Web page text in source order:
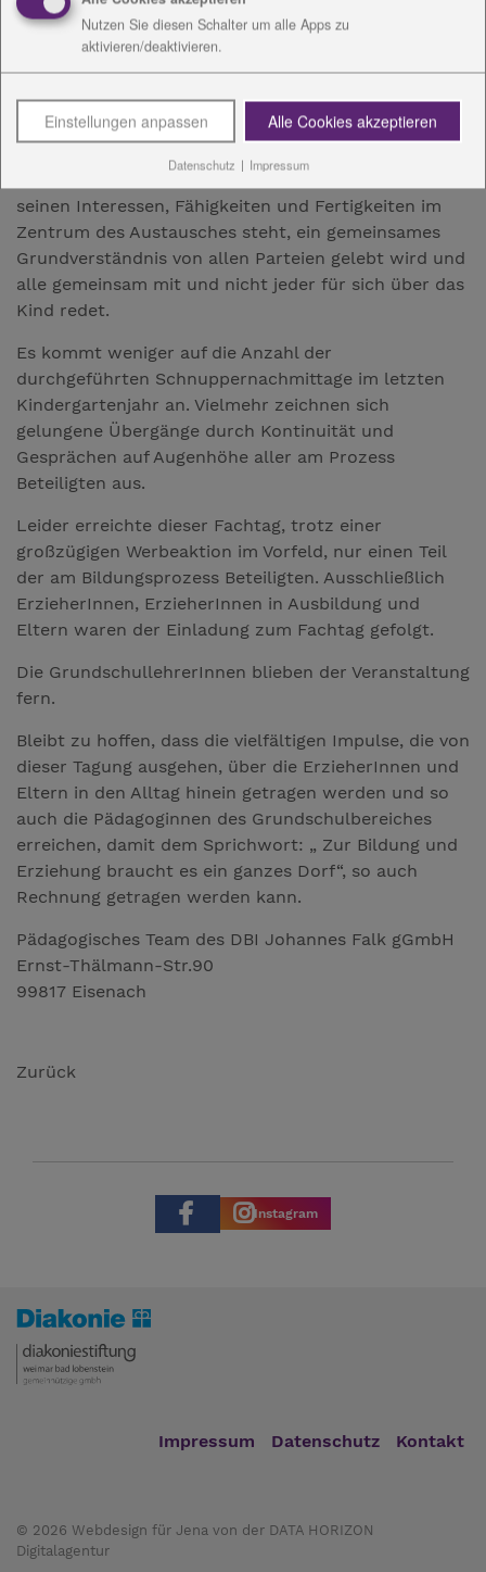
Schulen Thüringens. Daneben gab es in weiteren
Arbeitsgruppen den Austausch darüber, wie einen
kindgerechte Schule von heute aussehen kann, die
Rechnung trägt.
seinen Interessen, Fähigkeiten und Fertigkeiten im
Zentrum des Austausches steht, ein gemeinsames
Grundverständnis von allen Parteien gelebt wird und
alle gemeinsam mit und nicht jeder für sich über das
Kind redet.
Es kommt weniger auf die Anzahl der
durchgeführten Schnuppernachmittage im letzten
Kindergartenjahr an. Vielmehr zeichnen sich
gelungene Übergänge durch Kontinuität und
Gesprächen auf Augenhöhe aller am Prozess
Beteiligten aus.
Leider erreichte dieser Fachtag, trotz einer
großzügigen Werbeaktion im Vorfeld, nur einen Teil
der am Bildungsprozess Beteiligten. Ausschließlich
ErzieherInnen, ErzieherInnen in Ausbildung und
Eltern waren der Einladung zum Fachtag gefolgt.
Die GrundschullehrerInnen blieben der Veranstaltung
fern.
Bleibt zu hoffen, dass die vielfältigen Impulse, die von
dieser Tagung ausgehen, über die ErzieherInnen und
Eltern in den Alltag hinein getragen werden und so
auch die Pädagoginnen des Grundschulbereiches
erreichen, damit dem Sprichwort: „ Zur Bildung und
Erziehung braucht es ein ganzes Dorf“, so auch
Rechnung getragen werden kann.
Pädagogisches Team des DBI Johannes Falk gGmbH
Ernst-Thälmann-Str.90
99817 Eisenach
Zurück
Instagram
Impressum Datenschutz Kontakt
© 2026 Webdesign für Jena von der DATA HORIZON
Digitalagentur
Nutzen Sie diesen Schalter um alle Apps zu
aktivieren/deaktivieren.
Einstellungen anpassen Alle Cookies akzeptieren
Datenschutz | Impressum